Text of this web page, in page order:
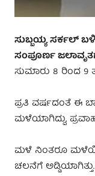
ಸುಬ್ಬಯ್ಯ ಸರ್ಕಲ್
ಸಂಪೂರ್ಣ
ಸುಮಾರು 8 ರಿಂದ 9
ಪ್ರತಿ ವರ್ಷದಂತೆ ಈ
ಮಳೆಯಾಗಿದ್ದು,
ಮಳೆ ನಿಂತರೂ
ಚಲನೆಗೆ